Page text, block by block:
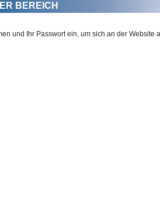
BEREICH
und Ihr Passwort ein, um sich an der Website